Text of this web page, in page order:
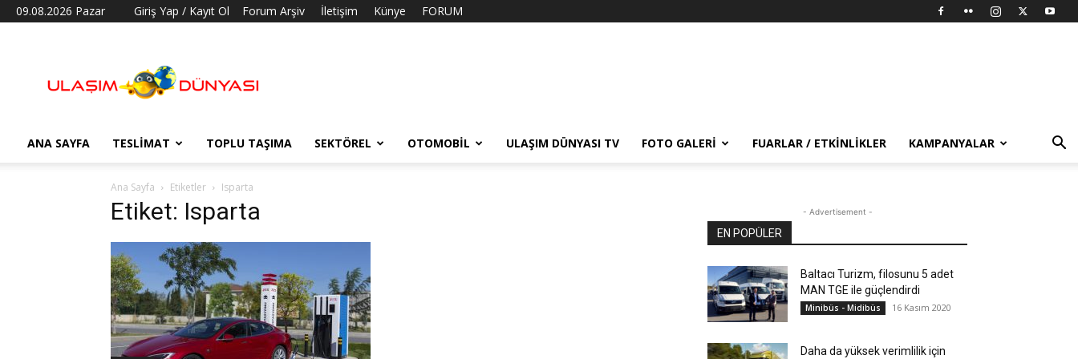
09.08.2026 Pazar Giriş Yap / Kayıt Ol Forum Arşiv İletişim Künye FORUM
Dünyası
ANA SAYFA TESLIMAT TOPLU TAŞIMA SEKTÖREL OTOMOBIL ULAŞIM DÜNYASI TV FOTO GALERI FUARLAR / ETKINLIKLER KAMPANYALAR
Ana Sayfa Etiketler Isparta
Etiket: Isparta - Advertisement -
EN POPÜLER
Baltacı Turizm, filosunu 5 adet
MAN TGE ile güçlendirdi
Minibüs - Midibüs 16 Kasım 2020
Daha da yüksek verimlilik için